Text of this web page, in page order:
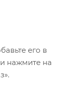
его в
нажмите на